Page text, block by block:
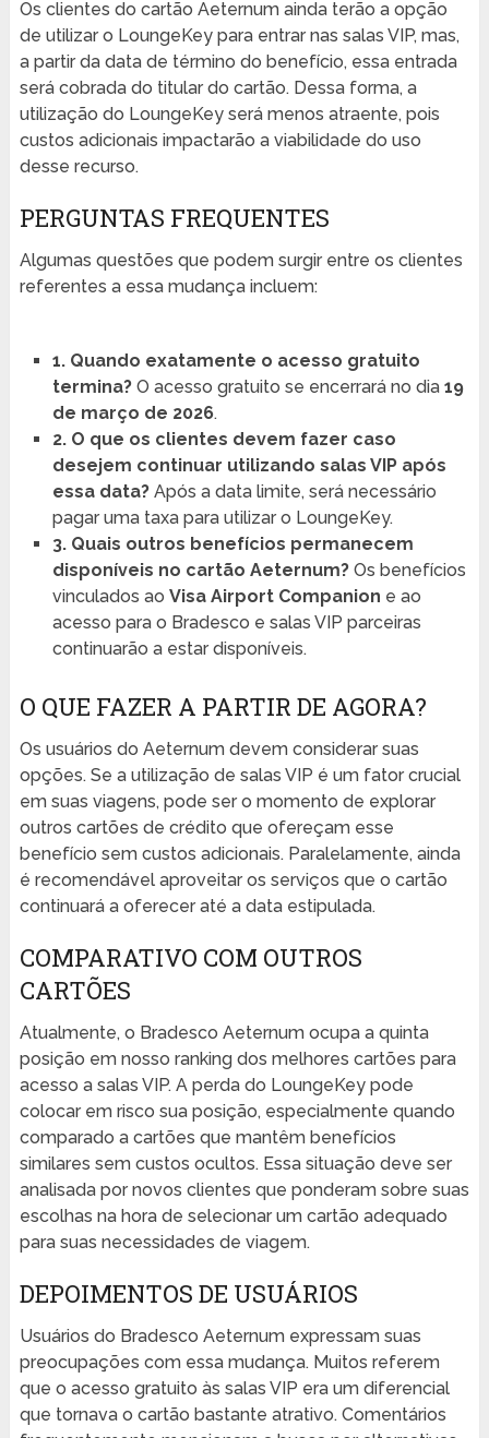
Os clientes do cartão Aeternum ainda terão a opção
de utilizar o LoungeKey para entrar nas salas VIP, mas,
a partir da data de término do benefício, essa entrada
será cobrada do titular do cartão. Dessa forma, a
utilização do LoungeKey será menos atraente, pois
custos adicionais impactarão a viabilidade do uso
desse recurso.
PERGUNTAS FREQUENTES
Algumas questões que podem surgir entre os clientes
referentes a essa mudança incluem:
1. Quando exatamente o acesso gratuito
termina?O acesso gratuito se encerrará no dia 19
de março de 2026.
2. O que os clientes devem fazer caso
desejem continuar utilizando salas VIP após
essa data?Após a data limite, será necessário
pagar uma taxa para utilizar o LoungeKey.
3. Quais outros benefícios permanecem
disponíveis no cartão Aeternum?Os benefícios
vinculados ao Visa Airport Companion e ao
acesso para o Bradesco e salas VIP parceiras
continuarão a estar disponíveis.
O QUE FAZER A PARTIR DE AGORA?
Os usuários do Aeternum devem considerar suas
opções. Se a utilização de salas VIP é um fator crucial
em suas viagens, pode ser o momento de explorar
outros cartões de crédito que ofereçam esse
benefício sem custos adicionais. Paralelamente, ainda
é recomendável aproveitar os serviços que o cartão
continuará a oferecer até a data estipulada.
COMPARATIVO COM OUTROS
CARTÕES
Atualmente, o Bradesco Aeternum ocupa a quinta
posição em nosso ranking dos melhores cartões para
acesso a salas VIP. A perda do LoungeKey pode
colocar em risco sua posição, especialmente quando
comparado a cartões que mantêm benefícios
similares sem custos ocultos. Essa situação deve ser
analisada por novos clientes que ponderam sobre suas
escolhas na hora de selecionar um cartão adequado
para suas necessidades de viagem.
DEPOIMENTOS DE USUÁRIOS
Usuários do Bradesco Aeternum expressam suas
preocupações com essa mudança. Muitos referem
que o acesso gratuito às salas VIP era um diferencial
que tornava o cartão bastante atrativo. Comentários